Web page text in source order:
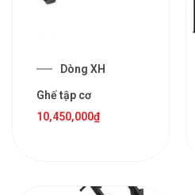
Dòng XH
Ghế tập cơ
10,450,000₫